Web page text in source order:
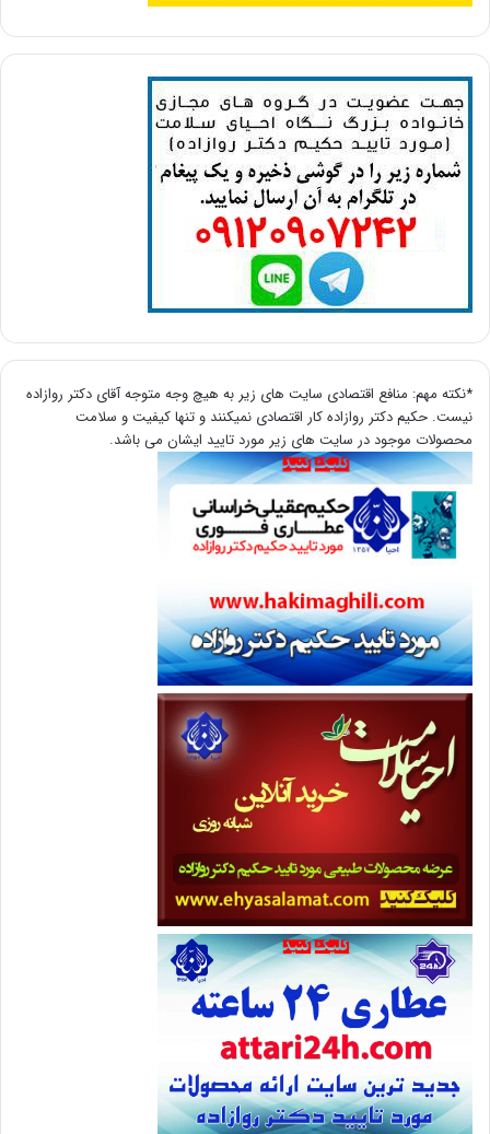
*نکته مهم: منافع اقتصادی سایت های زیر به هیچ وجه متوجه آقای دکتر روازاده
نیست. حکیم دکتر روازاده کار اقتصادی نمیکنند و تنها کیفیت و سلامت
محصولات موجود در سایت های زیر مورد تایید ایشان می باشد.